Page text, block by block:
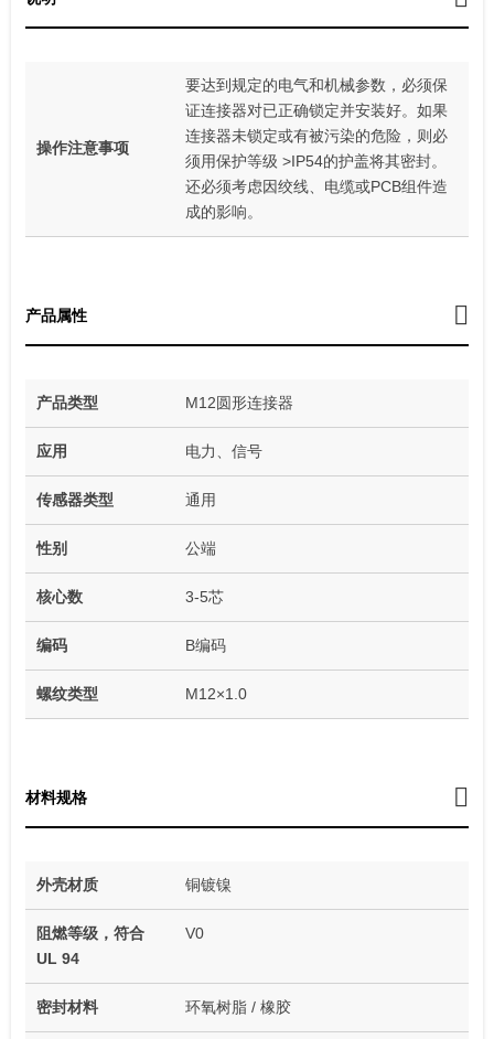
操作注意事项
要达到规定的电气和机械参数，必须保
证连接器对已正确锁定并安装好。如果
连接器未锁定或有被污染的危险，则必
须用保护等级 >IP54的护盖将其密封。
还必须考虑因绞线、电缆或PCB组件造
成的影响。
产品属性
产品类型 M12圆形连接器
应用 电力、信号
传感器类型 通用
性别 公端
核心数 3-5芯
编码 B编码
螺纹类型 M12×1.0
材料规格
外壳材质 铜镀镍
阻燃等级，符合
UL 94
V0
密封材料 环氧树脂 / 橡胶